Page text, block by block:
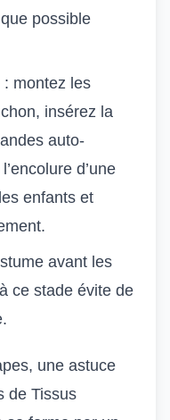
possible
: montez les
insérez la
auto-
d’une
enfants et
avant les
ce stade évite de
une astuce
de Tissus